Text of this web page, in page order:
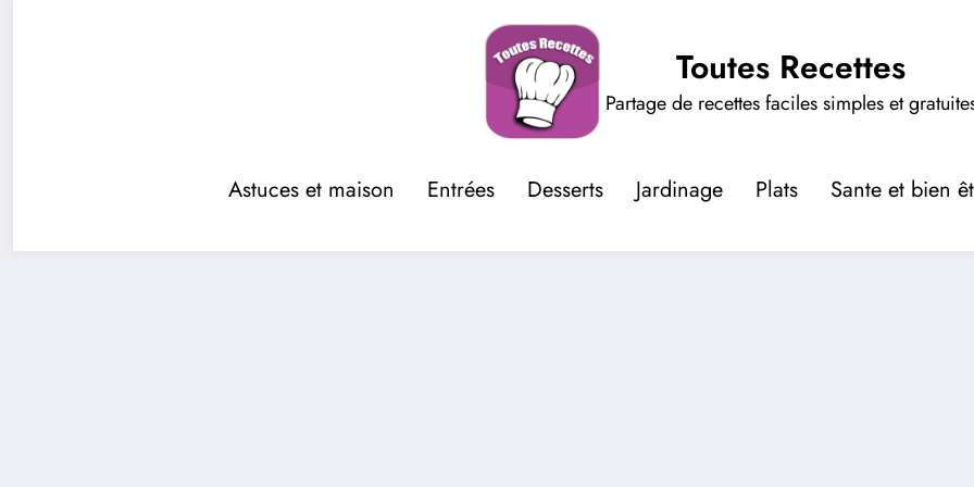
Toutes Recettes
Partage de recettes faciles simples et
Astuces et maison Entrées Desserts Jardinage Plats Sante et bien